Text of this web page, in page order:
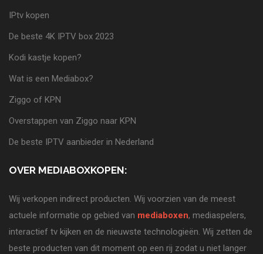
IPtv kopen
De beste 4K IPTV box 2023
Kodi kastje kopen?
Wat is een Mediabox?
Ziggo of KPN
Overstappen van Ziggo naar KPN
De beste IPTV aanbieder in Nederland
OVER MEDIABOXKOPEN:
Wij verkopen indirect producten. Wij voorzien van de meest
actuele informatie op gebied van mediaboxen, mediaspelers,
interactief tv kijken en de nieuwste technologieën. Wij zetten de
beste producten van dit moment op een rij zodat u niet langer